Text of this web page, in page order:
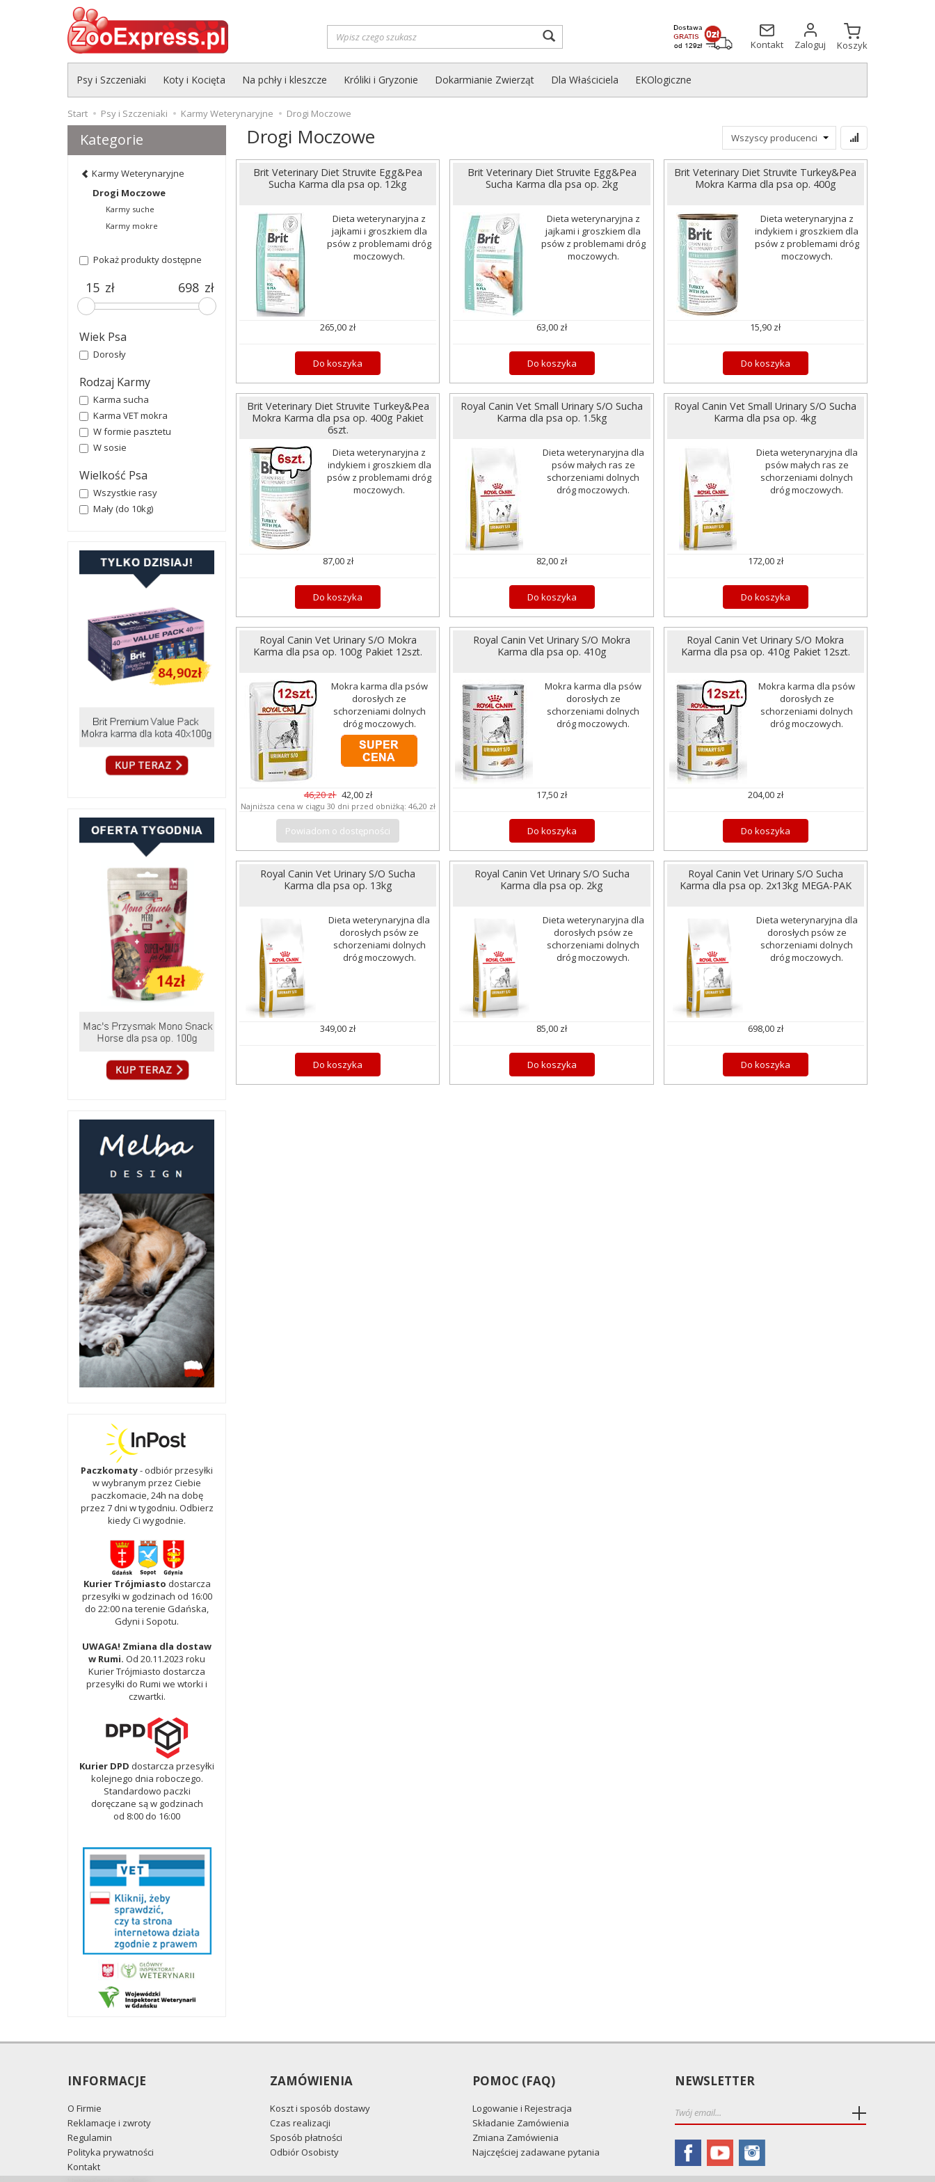
Kontakt
Zaloguj Koszyk
Psy i Szczeniaki Koty i Kocięta Na pchły i kleszcze Króliki i Gryzonie Dokarmianie Zwierząt Dla Właściciela EKOlogiczne
Start Psy i Szczeniaki Karmy Weterynaryjne Drogi Moczowe
Drogi Moczowe
Brit Veterinary Diet Struvite Egg&Pea
Sucha Karma dla psa op. 12kg
Dieta weterynaryjna z
jajkami i groszkiem dla
psów z problemami dróg
moczowych.
265,00 zł
Do koszyka
Brit Veterinary Diet Struvite Egg&Pea
Sucha Karma dla psa op. 2kg
Dieta weterynaryjna z
jajkami i groszkiem dla
psów z problemami dróg
moczowych.
63,00 zł
Do koszyka
Brit Veterinary Diet Struvite Turkey&Pea
Mokra Karma dla psa op. 400g
Dieta weterynaryjna z
indykiem i groszkiem dla
psów z problemami dróg
moczowych.
15,90 zł
Do koszyka
Brit Veterinary Diet Struvite Turkey&Pea
Mokra Karma dla psa op. 400g Pakiet
6szt.
Dieta weterynaryjna z
indykiem i groszkiem dla
psów z problemami dróg
moczowych.
87,00 zł
Do koszyka
Royal Canin Vet Small Urinary S/O Sucha
Karma dla psa op. 1.5kg
Dieta weterynaryjna dla
psów małych ras ze
schorzeniami dolnych
dróg moczowych.
82,00 zł
Do koszyka
Royal Canin Vet Small Urinary S/O Sucha
Karma dla psa op. 4kg
Dieta weterynaryjna dla
psów małych ras ze
schorzeniami dolnych
dróg moczowych.
172,00 zł
Do koszyka
Royal Canin Vet Urinary S/O Mokra
Karma dla psa op. 100g Pakiet 12szt.
Mokra karma dla psów
dorosłych ze
schorzeniami dolnych
dróg moczowych.
46,20 zł 42,00 zł
Najniższa cena w ciągu 30 dni przed obniżką: 46,20 zł
Powiadom o dostępności
Royal Canin Vet Urinary S/O Mokra
Karma dla psa op. 410g
Mokra karma dla psów
dorosłych ze
schorzeniami dolnych
dróg moczowych.
17,50 zł
Do koszyka
Royal Canin Vet Urinary S/O Mokra
Karma dla psa op. 410g Pakiet 12szt.
Mokra karma dla psów
dorosłych ze
schorzeniami dolnych
dróg moczowych.
204,00 zł
Do koszyka
Royal Canin Vet Urinary S/O Sucha
Karma dla psa op. 13kg
Dieta weterynaryjna dla
dorosłych psów ze
schorzeniami dolnych
dróg moczowych.
349,00 zł
Do koszyka
Royal Canin Vet Urinary S/O Sucha
Karma dla psa op. 2kg
Dieta weterynaryjna dla
dorosłych psów ze
schorzeniami dolnych
dróg moczowych.
85,00 zł
Do koszyka
Royal Canin Vet Urinary S/O Sucha
Karma dla psa op. 2x13kg MEGA-PAK
Dieta weterynaryjna dla
dorosłych psów ze
schorzeniami dolnych
dróg moczowych.
698,00 zł
Do koszyka
Kategorie
Karmy Weterynaryjne
Drogi Moczowe
Karmy suche
Karmy mokre
Pokaż produkty dostępne
zł zł
Wiek Psa
Dorosły
Rodzaj Karmy
Karma sucha
Karma VET mokra
W formie pasztetu
W sosie
Wielkość Psa
Wszystkie rasy
Mały (do 10kg)
Paczkomaty- odbiór przesyłki
w wybranym przez Ciebie
paczkomacie, 24h na dobę
przez 7 dni w tygodniu. Odbierz
kiedy Ci wygodnie.
Kurier Trójmiasto dostarcza
przesyłki w godzinach od 16:00
do 22:00 na terenie Gdańska,
Gdyni i Sopotu.
UWAGA! Zmiana dla dostaw
w Rumi. Od 20.11.2023 roku
Kurier Trójmiasto dostarcza
przesyłki do Rumi we wtorki i
czwartki.
Kurier DPD dostarcza przesyłki
kolejnego dnia roboczego.
Standardowo paczki
doręczane są w godzinach
od 8:00 do 16:00
INFORMACJE
O Firmie
Reklamacje i zwroty
Regulamin
Polityka prywatności
Kontakt
ZAMÓWIENIA
Koszt i sposób dostawy
Czas realizacji
Sposób płatności
Odbiór Osobisty
POMOC (FAQ)
Logowanie i Rejestracja
Składanie Zamówienia
Zmiana Zamówienia
Najczęściej zadawane pytania
NEWSLETTER